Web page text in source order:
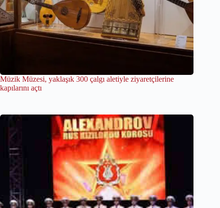
Müzik Müzesi, yaklaşık 300 çalgı aletiyle ziyaretçilerine
kapılarını açtı